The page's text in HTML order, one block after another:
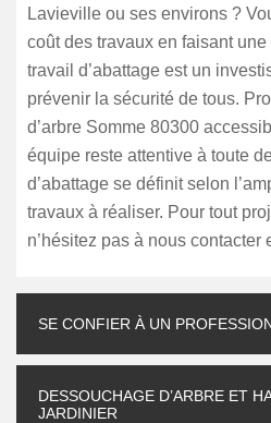
Lavieville ou ses environs ?
coût des travaux en faisant
travail d’abattage est un
prévenir la sécurité de tous.
d’arbre Somme 80300
équipe reste attentive à toute
d’abattage se définit selon
travaux à réaliser. Pour tout
n’hésitez pas à nous contacter
SE CONFIER À UN
DESSOUCHAGE D’ARBRE ET
JARDINIER